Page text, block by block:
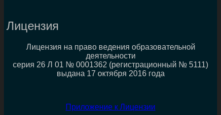
Лицензия
Лицензия на право ведения образовательной
деятельности
серия 26 Л 01 № 0001362 (регистрационный № 5111)
выдана 17 октября 2016 года
Приложение к Лицензии